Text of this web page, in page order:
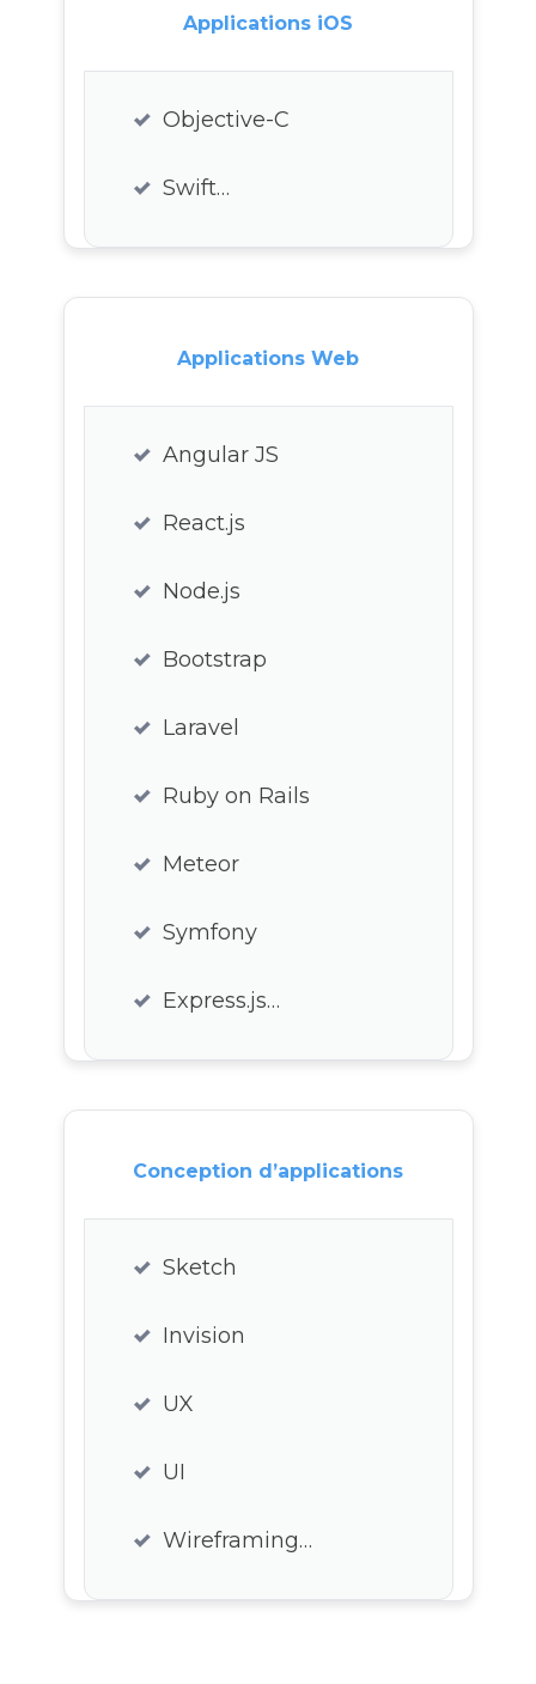
Applications iOS
Objective-C
Swift…
Applications Web
Angular JS
React.js
Node.js
Bootstrap
Laravel
Ruby on Rails
Meteor
Symfony
Express.js…
Conception d’applications
Sketch
Invision
UX
UI
Wireframing…